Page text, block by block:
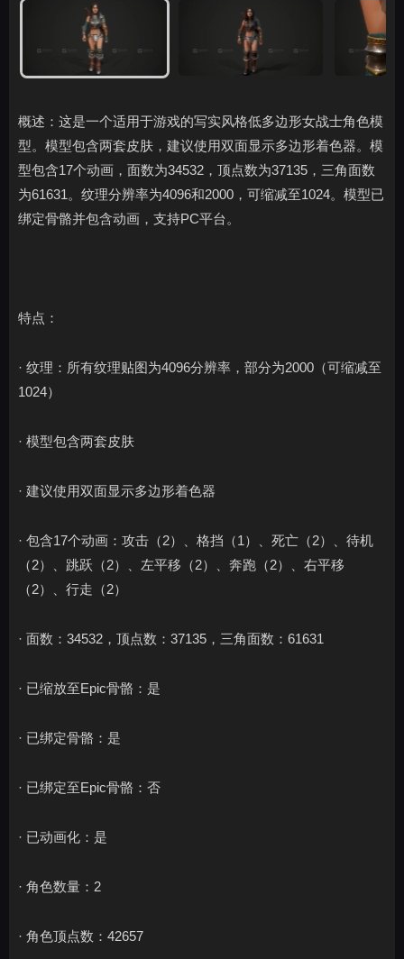
概述：这是一个适用于游戏的写实风格低多边形女战士角色模
型。模型包含两套皮肤，建议使用双面显示多边形着色器。模
型包含17个动画，面数为34532，顶点数为37135，三角面数
为61631。纹理分辨率为4096和2000，可缩减至1024。模型已
绑定骨骼并包含动画，支持PC平台。
特点：
· 纹理：所有纹理贴图为4096分辨率，部分为2000（可缩减至
1024）
· 模型包含两套皮肤
· 建议使用双面显示多边形着色器
· 包含17个动画：攻击（2）、格挡（1）、死亡（2）、待机
（2）、跳跃（2）、左平移（2）、奔跑（2）、右平移
（2）、行走（2）
· 面数：34532，顶点数：37135，三角面数：61631
· 已缩放至Epic骨骼：是
· 已绑定骨骼：是
· 已绑定至Epic骨骼：否
· 已动画化：是
· 角色数量：2
· 角色顶点数：42657